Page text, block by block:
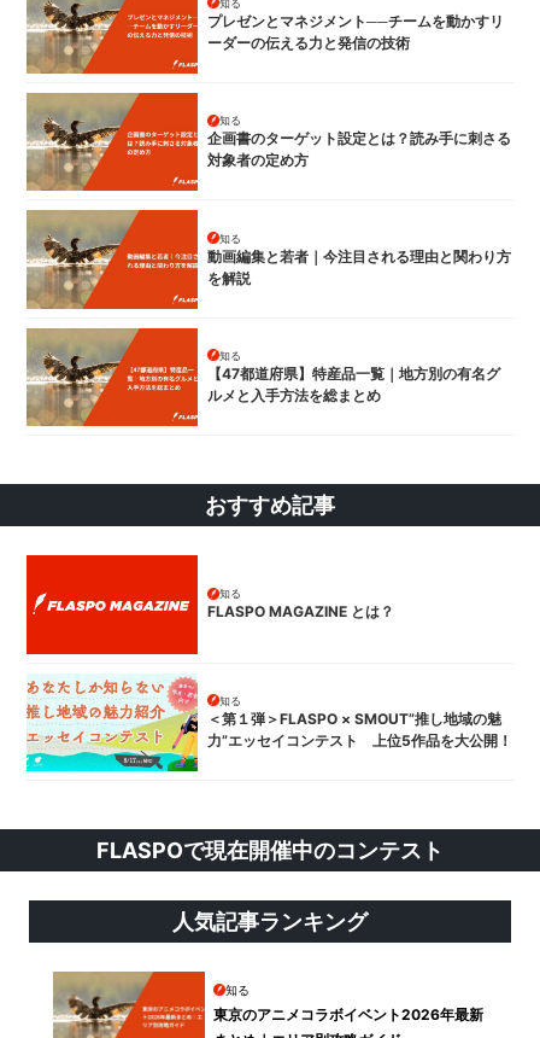
プレゼンとマネジメント──チームを動かすリ
ーダーの伝える力と発信の技術
知る
企画書のターゲット設定とは？読み手に刺さる
対象者の定め方
知る
動画編集と若者｜今注目される理由と関わり方
を解説
知る
【47都道府県】特産品一覧｜地方別の有名グ
ルメと入手方法を総まとめ
知る
おすすめ記事
FLASPO MAGAZINE とは？
知る
＜第１弾＞FLASPO × SMOUT”推し地域の魅
力”エッセイコンテスト 上位5作品を大公開！
知る
FLASPOで現在開催中のコンテスト
人気記事ランキング
知る
東京のアニメコラボイベント2026年最新